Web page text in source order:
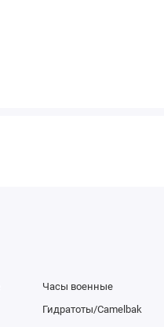
Часы военные
Гидратоты/Camelbak